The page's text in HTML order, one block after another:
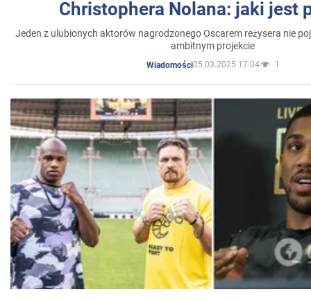
Christophera Nolana: jaki jest
Jeden z ulubionych aktorów nagrodzonego Oscarem reżysera nie
ambitnym projekcie
Wiadomości05.03.2025 17:04 1